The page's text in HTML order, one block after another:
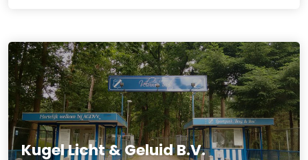
Kugel Licht & Geluid B.V.